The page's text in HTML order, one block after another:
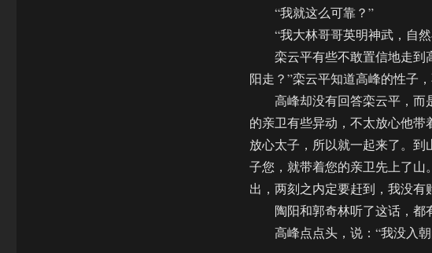
“我就这么可靠？”
“我大林哥哥英明神武，自然
栾云平有些不敢置信地走到
阳走？”栾云平知道高峰的性子
高峰却没有回答栾云平，而
的亲卫有些异动，不太放心他
放心太子，所以就一起来了。
子您，就带着您的亲卫先上了
出，两刻之内定要赶到，我没有
陶阳和郭奇林听了这话，都
高峰点点头，说：“我没入朝